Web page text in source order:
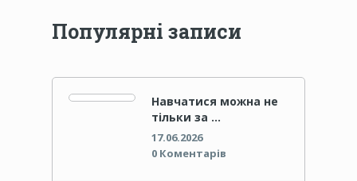
Популярні записи
Навчатися можна не
тільки за …
17.06.2026
0 Коментарів